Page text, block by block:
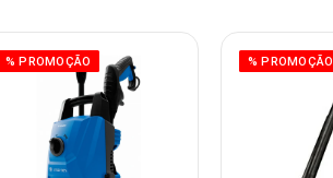
% PROMOÇÃO % PROMOÇÃO